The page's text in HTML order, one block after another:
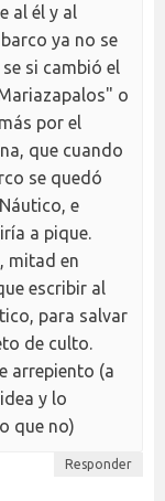
al él y al
ya no se
si cambió el
o
por el
que cuando
se quedó
e
a pique.
mitad en
escribir al
para salvar
de culto.
arrepiento (a
y lo
que no)
Responder